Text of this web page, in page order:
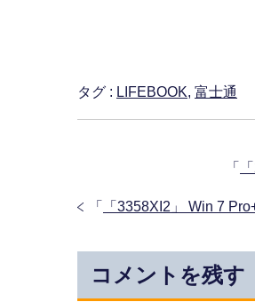
タグ : LIFEBOOK, 富士通
「
「 「3358XI2」 Win 7
コメントを残す